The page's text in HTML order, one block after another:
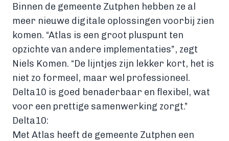
Binnen de gemeente Zutphen hebben ze al
meer nieuwe digitale oplossingen voorbij zien
komen. “Atlas is een groot pluspunt ten
opzichte van andere implementaties”, zegt
Niels Komen. “De lijntjes zijn lekker kort, het is
niet zo formeel, maar wel professioneel.
Delta10 is goed benaderbaar en flexibel, wat
voor een prettige samenwerking zorgt.”
Delta10:
Met Atlas heeft de gemeente Zutphen een